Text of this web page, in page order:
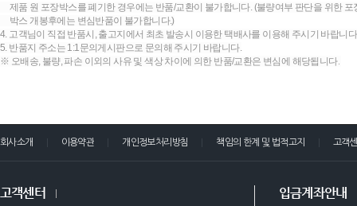
제품 원 포장박스를 폐기한 경우에는 반품/교환이 불가합니다. (불량여부 판단을 위한
박스 개봉후에는 변심반품이 불가합니다.)
4. 고객님이 직접 반품시, 출고지에서 최초 발송시 이용한 택배사를 이용해 주시기 바랍니
5. 반품지 주소는 1:1문의게시판으로 문의해 주시기 바랍니다.
※ 오배송, 불량, 파손 이외의 사유 및 색상 차이에 의한 반품/교환은 변심에 해당됩니다.
회사소개 이용약관 개인정보처리방침 책임의 한계 및 법적고지 고객
고객센터 입금계좌안내